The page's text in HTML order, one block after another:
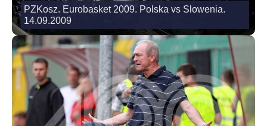
PZKosz. Eurobasket 2009. Polska vs Slowenia.
14.09.2009